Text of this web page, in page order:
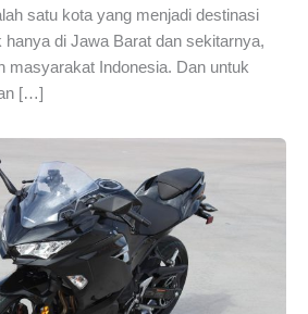
satu kota yang menjadi destinasi
hanya di Jawa Barat dan sekitarnya,
masyarakat Indonesia. Dan untuk
[…]